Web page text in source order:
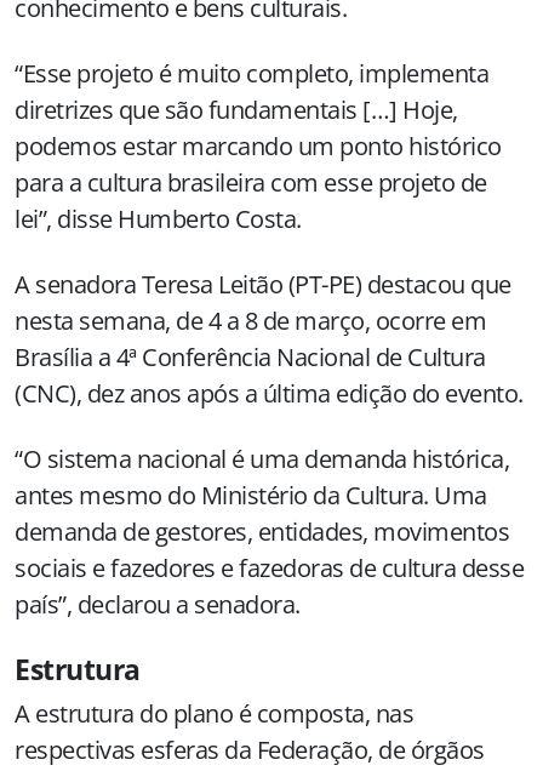
conhecimento e bens culturais.
“Esse projeto é muito completo, implementa
diretrizes que são fundamentais […] Hoje,
podemos estar marcando um ponto histórico
para a cultura brasileira com esse projeto de
lei”, disse Humberto Costa.
A senadora Teresa Leitão (PT-PE) destacou que
nesta semana, de 4 a 8 de março, ocorre em
Brasília a 4ª Conferência Nacional de Cultura
(CNC), dez anos após a última edição do evento.
“O sistema nacional é uma demanda histórica,
antes mesmo do Ministério da Cultura. Uma
demanda de gestores, entidades, movimentos
sociais e fazedores e fazedoras de cultura desse
país”, declarou a senadora.
Estrutura
A estrutura do plano é composta, nas
respectivas esferas da Federação, de órgãos